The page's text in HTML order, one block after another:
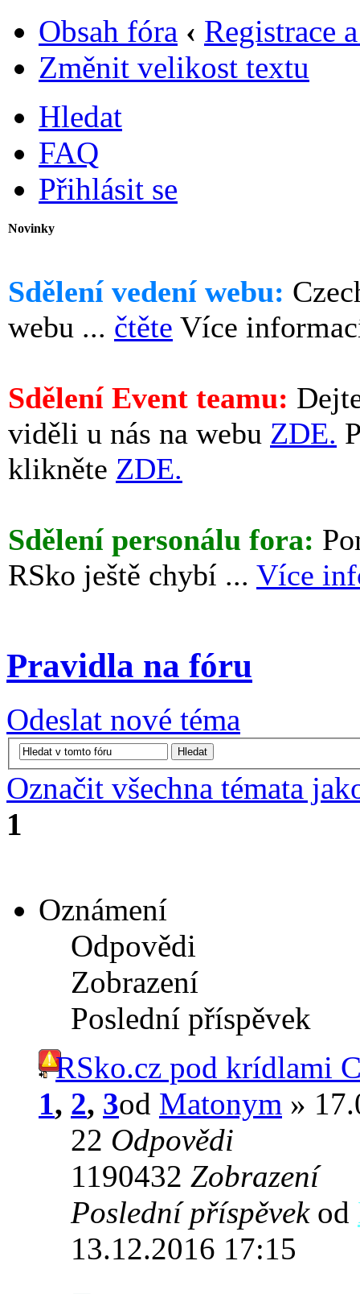
Obsah fóra ‹ Registrace
Změnit velikost textu
Hledat
FAQ
Přihlásit se
Novinky
Sdělení vedení webu:
webu ... čtěte Více
Sdělení Event teamu:
viděli u nás na webu ZDE.
klikněte ZDE.
Sdělení personálu fora:
RSko ještě chybí ... Více
Pravidla na fóru
Odeslat nové téma
Označit všechna témata
1
Oznámení
Odpovědi
Zobrazení
Poslední příspěvek
RSko.cz pod krídlami
1, 2, 3od Matonym »
22 Odpovědi
1190432 Zobrazení
Poslední příspěvek od
13.12.2016 17:15